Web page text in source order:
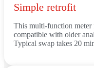
Simple retrofit
This multi-function meter
compatible with older
Typical swap takes 20